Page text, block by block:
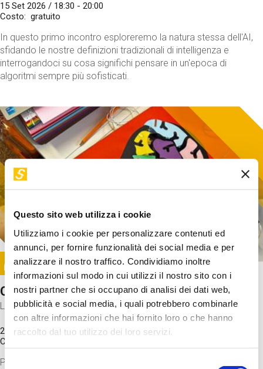
Questo sito web utilizza i cookie
Utilizziamo i cookie per personalizzare contenuti ed
annunci, per fornire funzionalità dei social media e per
analizzare il nostro traffico. Condividiamo inoltre
informazioni sul modo in cui utilizzi il nostro sito con i
nostri partner che si occupano di analisi dei dati web,
pubblicità e social media, i quali potrebbero combinarle
con altre informazioni che hai fornito loro o che hanno
raccolto dal tuo utilizzo dei loro servizi.
Selezione
15 Set 2026 / 18:30 - 20:00
Costo
gratuito
In questo primo incontro esploreremo la natura stessa dell'AI,
sfidando le nostre definizioni tradizionali di intelligenza e
interrogandoci su cosa significhi pensare in un'epoca di
algoritmi sempre più sofisticati.
Image
SUNDAY@STEP
Come funziona il cervello?
Laboratorio
20 Set 2026 / 11:15 - 13:00
Costo
Proveremo a costruire un cervello in cartoncino cercando di